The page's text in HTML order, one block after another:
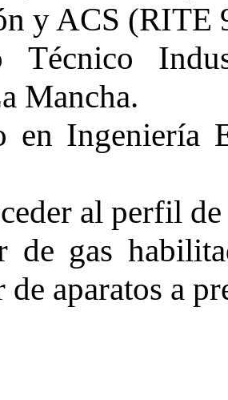
y ACS (RITE
Técnico
Mancha.
en Ingeniería
al perfil
de gas
de aparatos a